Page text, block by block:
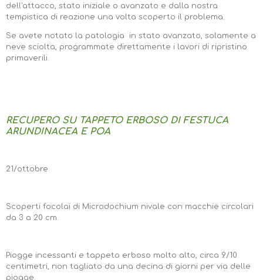
dell'attacco, stato iniziale o avanzato e dalla nostra
tempistica di reazione una volta scoperto il problema.
Se avete notato la patologia in stato avanzato, solamente a
neve sciolta, programmate direttamente i lavori di ripristino
primaverili.
RECUPERO SU TAPPETO ERBOSO DI FESTUCA
ARUNDINACEA E POA
21/ottobre
Scoperti focolai di Microdochium nivale con macchie circolari
da 3 a 20 cm.
Piogge incessanti e tappeto erboso molto alto, circa 9/10
centimetri, non tagliato da una decina di giorni per via delle
piogge.